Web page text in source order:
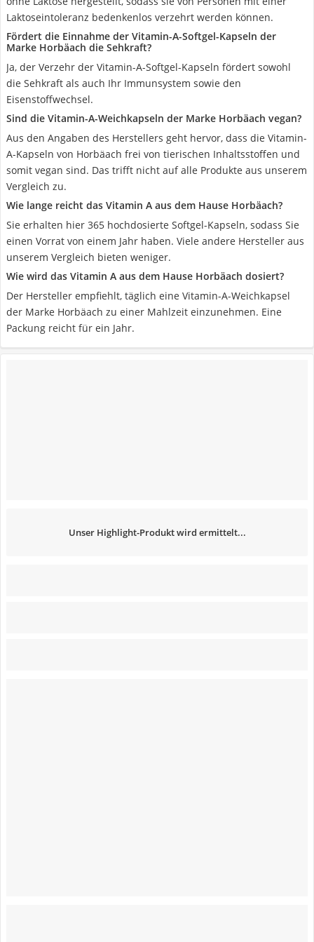
Laktoseintoleranz bedenkenlos verzehrt werden können.
Fördert die Einnahme der Vitamin-A-Softgel-Kapseln der
Marke Horbäach die Sehkraft?
Ja, der Verzehr der Vitamin-A-Softgel-Kapseln fördert sowohl
die Sehkraft als auch Ihr Immunsystem sowie den
Eisenstoffwechsel.
Sind die Vitamin-A-Weichkapseln der Marke Horbäach vegan?
Aus den Angaben des Herstellers geht hervor, dass die Vitamin-
A-Kapseln von Horbäach frei von tierischen Inhaltsstoffen und
somit vegan sind. Das trifft nicht auf alle Produkte aus unserem
Vergleich zu.
Wie lange reicht das Vitamin A aus dem Hause Horbäach?
Sie erhalten hier 365 hochdosierte Softgel-Kapseln, sodass Sie
einen Vorrat von einem Jahr haben. Viele andere Hersteller aus
unserem Vergleich bieten weniger.
Wie wird das Vitamin A aus dem Hause Horbäach dosiert?
Der Hersteller empfiehlt, täglich eine Vitamin-A-Weichkapsel
der Marke Horbäach zu einer Mahlzeit einzunehmen. Eine
Packung reicht für ein Jahr.
Unser Highlight-Produkt wird ermittelt...